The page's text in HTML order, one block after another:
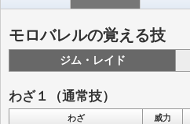
モロバレルの覚える技
ジム・レイド
わざ１（通常技）
わざ 威力